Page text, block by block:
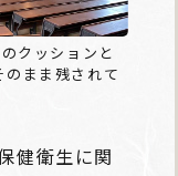
クッションと
まま残されて
健衛生に関